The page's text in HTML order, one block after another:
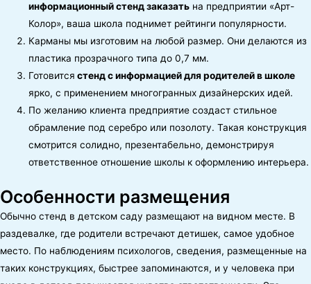
информационный стенд заказать на предприятии «Арт-
Колор», ваша школа поднимет рейтинги популярности.
Карманы мы изготовим на любой размер. Они делаются из
пластика прозрачного типа до 0,7 мм.
Готовится стенд с информацией для родителей в школе
ярко, с применением многогранных дизайнерских идей.
По желанию клиента предприятие создаст стильное
обрамление под серебро или позолоту. Такая конструкция
смотрится солидно, презентабельно, демонстрируя
ответственное отношение школы к оформлению интерьера.
Особенности размещения
Обычно стенд в детском саду размещают на видном месте. В
раздевалке, где родители встречают детишек, самое удобное
место. По наблюдениям психологов, сведения, размещенные на
таких конструкциях, быстрее запоминаются, и у человека при